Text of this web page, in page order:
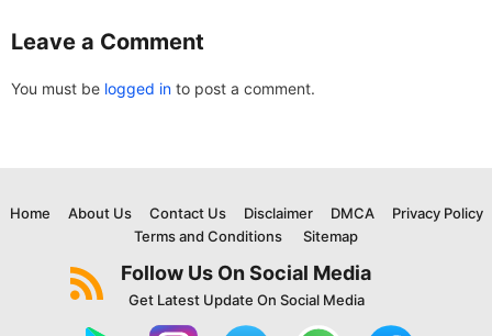
Leave a Comment
You must be logged in to post a comment.
Home About Us Contact Us Disclaimer DMCA
Privacy Policy
Terms and Conditions
Sitemap
Follow Us On Social Media
Get Latest Update On Social Media